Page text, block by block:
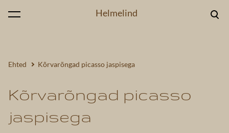
Helmelind
lisati ostukorvi. Vaata ostukorvi
Ehted Kõrvarõngad picasso jaspisega
Kõrvarõngad picasso
jaspisega